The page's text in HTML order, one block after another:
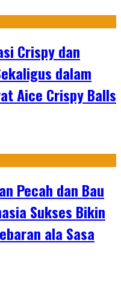
Crispy dan
dalam
Aice Crispy Balls
Pecah dan Bau
Sukses Bikin
ala Sasa